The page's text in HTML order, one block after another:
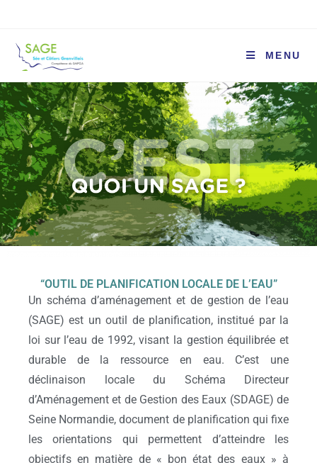
MENU
“OUTIL DE PLANIFICATION LOCALE DE L’EAU”
Un schéma d’aménagement et de gestion de l’eau
(SAGE) est un outil de planification, institué par la
loi sur l’eau de 1992, visant la gestion équilibrée et
durable de la ressource en eau. C’est une
déclinaison locale du Schéma Directeur
d’Aménagement et de Gestion des Eaux (SDAGE) de
Seine Normandie, document de planification qui fixe
les orientations qui permettent d’atteindre les
objectifs en matière de « bon état des eaux » à